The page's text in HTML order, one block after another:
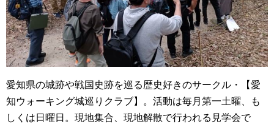
愛知県の城跡や戦国史跡を巡る歴史好きのサークル・【愛
知ウォーキング城巡りクラブ】。活動は毎月第一土曜、も
しくは日曜日。現地集合、現地解散で行われる見学会で